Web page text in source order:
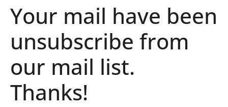
Your mail have been
unsubscribe from
our mail list.
Thanks!